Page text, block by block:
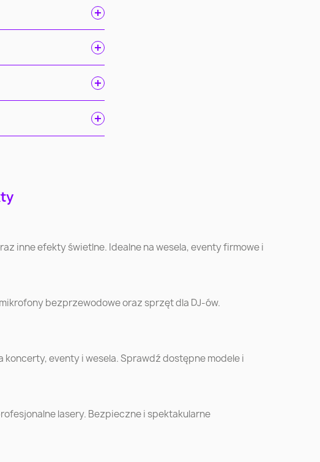
Jelenia Góra Siedlce Mysłowice
Tomaszów
inne efekty świetlne. Idealne na wesela, eventy firmowe i
bezprzewodowe oraz sprzęt dla DJ-ów.
eventy i wesela. Sprawdź dostępne modele i
lasery. Bezpieczne i spektakularne